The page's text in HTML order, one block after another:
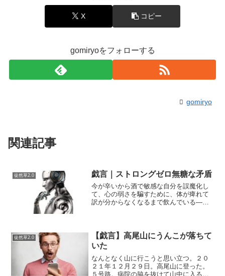
X コピー
gomiryoをフォローする
gomiryo
関連記事
徒然草2.0 戯言｜ストロングゼロ無糖な矛盾
今が辛いから酒で敏感な自分を誤魔化し
て、心の弱さを騙すために、体が痺れて
訳が分からなくなるまで飲んでいる――
み方をしている人が、ストロ...
徒然草2.0
【戯言】高尾山にうんこが落ちて
いた
なんとなく山に行こうと思い立つ。２０
２１年１２月２９日。高尾山に登った。
５号路。病院の脇を抜けて山中に入る